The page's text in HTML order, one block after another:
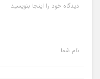
دیدگاه خود را اینجا بنویسید
نام شما